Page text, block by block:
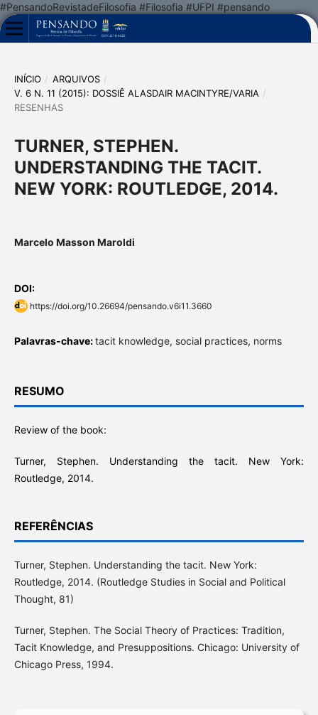
#PensandoRevistadeFilosofia #Filosofia #UFPI #pensando
INÍCIO / ARQUIVOS /
V. 6 N. 11 (2015): DOSSIÊ ALASDAIR MACINTYRE/VARIA /
RESENHAS
TURNER, STEPHEN.
UNDERSTANDING THE TACIT.
NEW YORK: ROUTLEDGE, 2014.
Marcelo Masson Maroldi
DOI:
https://doi.org/10.26694/pensando.v6i11.3660
Palavras-chave:tacit knowledge, social practices, norms
RESUMO
Review of the book:
Turner, Stephen. Understanding the tacit. New York:
Routledge, 2014.
REFERÊNCIAS
Turner, Stephen. Understanding the tacit. New York:
Routledge, 2014. (Routledge Studies in Social and Political
Thought, 81)
Turner, Stephen. The Social Theory of Practices: Tradition,
Tacit Knowledge, and Presuppositions. Chicago: University of
Chicago Press, 1994.